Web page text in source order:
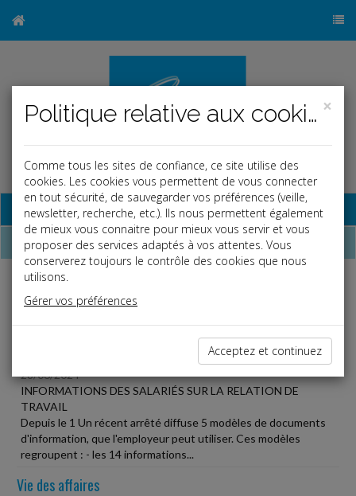
Base documentaire
Dépêches
Liste des dernières dépêches
28/06/2024
INFORMATIONS DES SALARIÉS SUR LA RELATION DE
TRAVAIL
Depuis le 1 Un récent arrêté diffuse 5 modèles de documents
d'information, que l'employeur peut utiliser. Ces modèles
regroupent : - les 14 informations...
Vie des affaires
×
Politique relative aux cookies
Comme tous les sites de confiance, ce site utilise des
cookies. Les cookies vous permettent de vous connecter
en tout sécurité, de sauvegarder vos préférences (veille,
newsletter, recherche, etc.). Ils nous permettent également
de mieux vous connaitre pour mieux vous servir et vous
proposer des services adaptés à vos attentes. Vous
conserverez toujours le contrôle des cookies que nous
utilisons.
Gérer vos préférences
Acceptez et continuez